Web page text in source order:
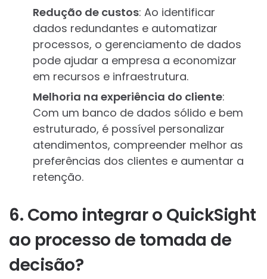
Redução de custos: Ao identificar
dados redundantes e automatizar
processos, o gerenciamento de dados
pode ajudar a empresa a economizar
em recursos e infraestrutura.
Melhoria na experiência do cliente:
Com um banco de dados sólido e bem
estruturado, é possível personalizar
atendimentos, compreender melhor as
preferências dos clientes e aumentar a
retenção.
6. Como integrar o QuickSight
ao processo de tomada de
decisão?